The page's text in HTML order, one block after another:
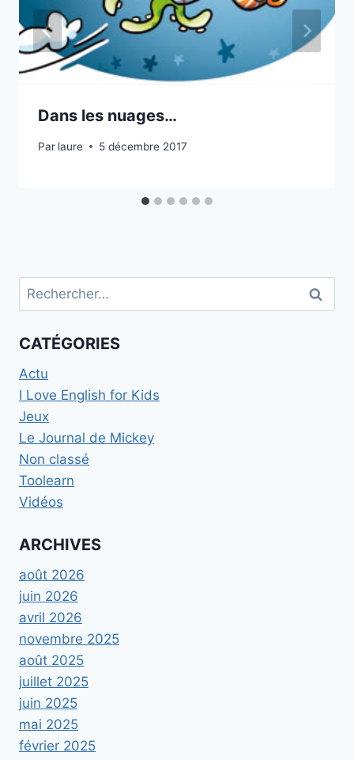
Dans les nuages…
Par laure 5 décembre 2017
Rechercher :
CATÉGORIES
Actu
I Love English for Kids
Jeux
Le Journal de Mickey
Non classé
Toolearn
Vidéos
ARCHIVES
août 2026
juin 2026
avril 2026
novembre 2025
août 2025
juillet 2025
juin 2025
mai 2025
février 2025